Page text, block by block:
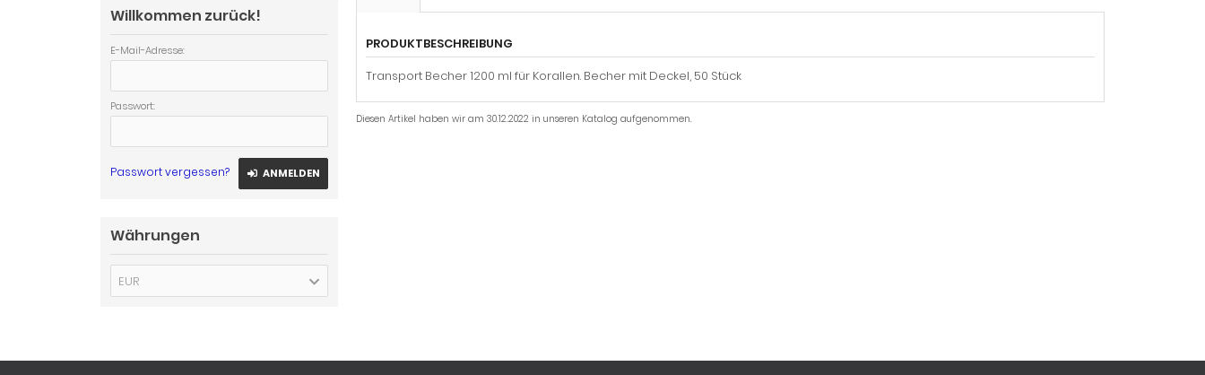
PRODUKTBESCHREIBUNG
Transport Becher 1200 ml für Korallen. Becher mit Deckel, 50 Stück
Diesen Artikel haben wir am 30.12.2022 in unseren Katalog aufgenommen.
Willkommen zurück!
E-Mail-Adresse:
Passwort:
Passwort vergessen? ANMELDEN
Währungen
EUR